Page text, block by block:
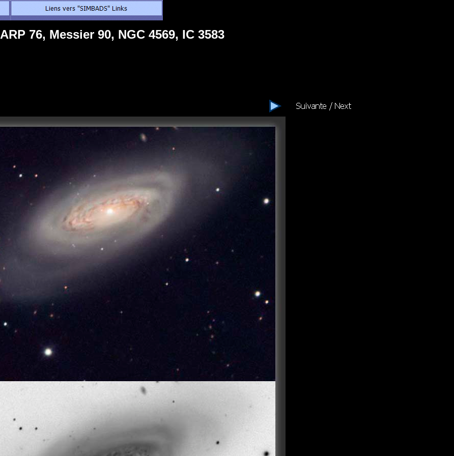
ARP 76, Messier 90, NGC 4569, IC 3583